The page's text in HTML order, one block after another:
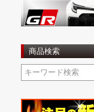
商品検索